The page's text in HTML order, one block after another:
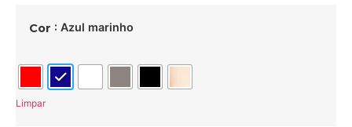
Cor : Azul marinho
Limpar